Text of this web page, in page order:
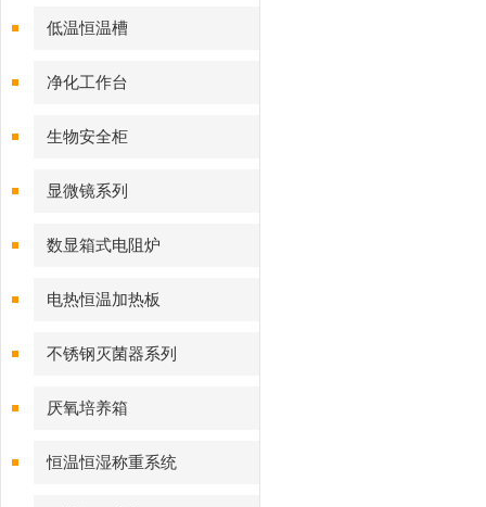
低温恒温槽
净化工作台
生物安全柜
显微镜系列
数显箱式电阻炉
电热恒温加热板
不锈钢灭菌器系列
厌氧培养箱
恒温恒湿称重系统